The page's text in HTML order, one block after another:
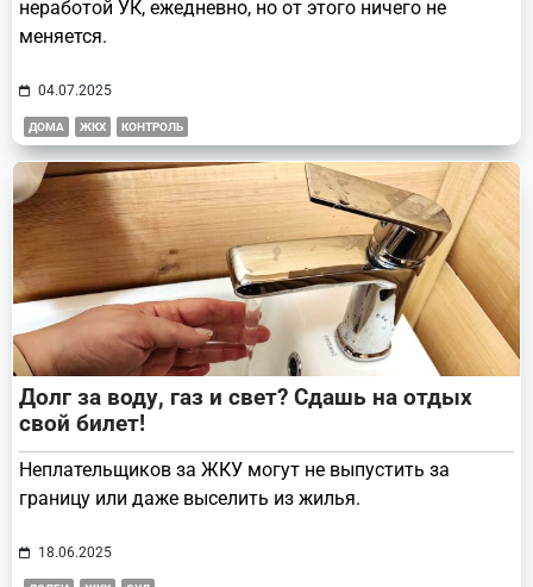
неработой УК, ежедневно, но от этого ничего не
меняется.
04.07.2025
ДОМА ЖКХ КОНТРОЛЬ
Долг за воду, газ и свет? Сдашь на отдых
свой билет!
Неплательщиков за ЖКУ могут не выпустить за
границу или даже выселить из жилья.
18.06.2025